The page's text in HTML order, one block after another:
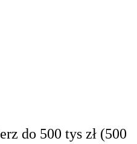
do 500 tys zł (500